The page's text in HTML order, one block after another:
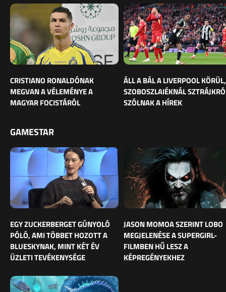
CRISTIANO RONALDÓNAK
MEGVAN A VÉLEMÉNYE A
MAGYAR FOCISTÁRÓL
ÁLL A BÁL A LIVERPOOL KÖRÜL,
SZOBOSZLAIÉKNÁL
SZÓLNAK A HÍREK
GAMESTAR
EGY ZUCKERBERGET GÚNYOLÓ
PÓLÓ, AMI TÖBBET HOZOTT A
BLUESKYNAK, MINT KÉT ÉV
ÜZLETI TEVÉKENYSÉGE
JASON MOMOA SZERINT LOBO
MEGJELENÉSE A SUPERGIRL-
FILMBEN HŰ LESZ A
KÉPREGÉNYEKHEZ